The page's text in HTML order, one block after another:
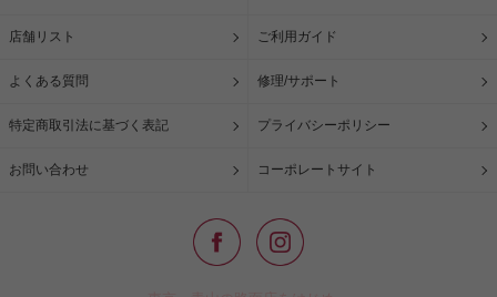
店舗リスト ご利用ガイド
よくある質問 修理/サポート
特定商取引法に基づく表記 プライバシーポリシー
お問い合わせ コーポレートサイト